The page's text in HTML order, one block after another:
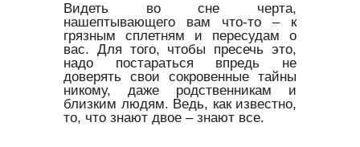
Видеть во сне черта,
нашептывающего вам что-то – к
грязным сплетням и пересудам о
вас. Для того, чтобы пресечь это,
надо постараться впредь не
доверять свои сокровенные тайны
никому, даже родственникам и
близким людям. Ведь, как известно,
то, что знают двое – знают все.